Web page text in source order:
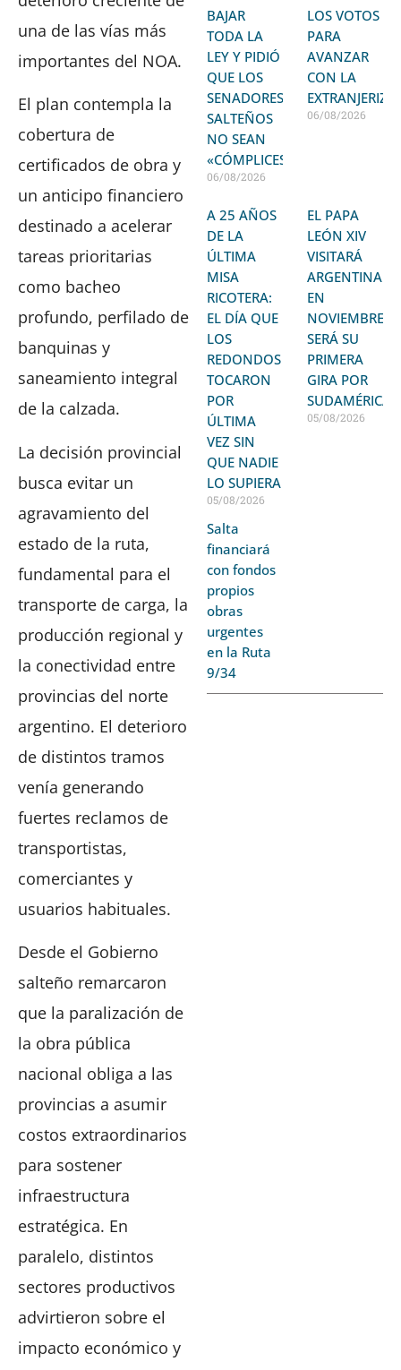
una de las vías más
importantes del NOA.
El plan contempla la
cobertura de
certificados de obra y
un anticipo financiero
destinado a acelerar
tareas prioritarias
como bacheo
profundo, perfilado de
banquinas y
saneamiento integral
de la calzada.
La decisión provincial
busca evitar un
agravamiento del
estado de la ruta,
fundamental para el
transporte de carga, la
producción regional y
la conectividad entre
provincias del norte
argentino. El deterioro
de distintos tramos
venía generando
fuertes reclamos de
transportistas,
comerciantes y
usuarios habituales.
Desde el Gobierno
salteño remarcaron
que la paralización de
la obra pública
nacional obliga a las
provincias a asumir
costos extraordinarios
para sostener
infraestructura
estratégica. En
paralelo, distintos
sectores productivos
advirtieron sobre el
impacto económico y
BAJAR
TODA LA
LEY Y PIDIÓ
QUE LOS
SENADORES
SALTEÑOS
NO SEAN
«CÓMPLICES»
06/08/2026
LOS VOTOS
PARA
AVANZAR
CON LA
06/08/2026
A 25 AÑOS
DE LA
ÚLTIMA
MISA
RICOTERA:
EL DÍA QUE
LOS
REDONDOS
TOCARON
POR
ÚLTIMA
VEZ SIN
QUE NADIE
LO SUPIERA
05/08/2026
EL PAPA
LEÓN XIV
VISITARÁ
ARGENTINA
EN
NOVIEMBRE:
SERÁ SU
PRIMERA
GIRA POR
SUDAMÉRICA
05/08/2026
Salta
financiará
con fondos
propios
obras
urgentes
en la Ruta
9/34